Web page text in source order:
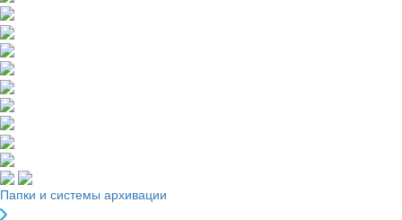
Папки и системы архивации